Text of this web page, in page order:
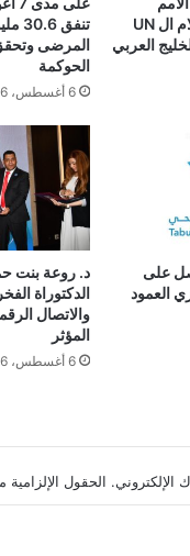
المتحدة للتدريب والاعلام ال UN
الحوكمة
6 أغسطس، 2026
على
العمود
د. روعة بنت
الدكتوراة
والاتصال
المؤثر
6 أغسطس، 2026
الإلكتروني. الحقول الإلزامية